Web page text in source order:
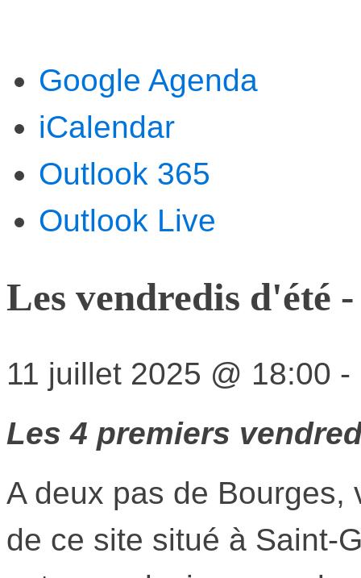
Google Agenda
iCalendar
Outlook 365
Outlook Live
Les vendredis d'été
11 juillet 2025 @ 18:00 -
Les 4 premiers
A deux pas de
de ce site situé à Saint-